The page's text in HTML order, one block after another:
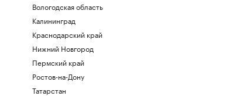
Вологодская область
Калининград
Краснодарский край
Нижний Новгород
Пермский край
Ростов-на-Дону
Татарстан